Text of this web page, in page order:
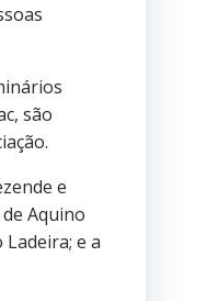
são
e
Aquino
e a